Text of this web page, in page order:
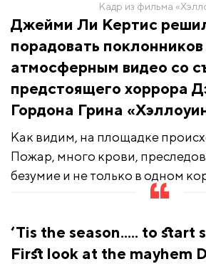
Кадр из фильма
Джейми Ли Кертис
порадовать
атмосферным видео со
предстоящего хоррора
Гордона Грина
Как видим, на площадке
Пожар, много крови,
безумие и не только в одном
‘Tis the season..... to start
First look at the mayhem